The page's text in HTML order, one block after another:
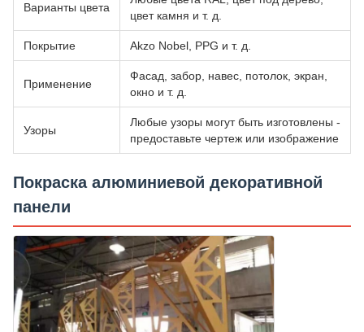
Варианты цвета
цвет камня и т. д.
Покрытие Akzo Nobel, PPG и т. д.
Применение
Фасад, забор, навес, потолок, экран,
окно и т. д.
Узоры
Любые узоры могут быть изготовлены -
предоставьте чертеж или изображение
Покраска алюминиевой декоративной
панели